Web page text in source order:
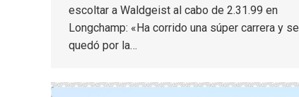
escoltar a Waldgeist al cabo de 2.31.99 en
Longchamp: «Ha corrido una súper carrera y se
quedó por la…